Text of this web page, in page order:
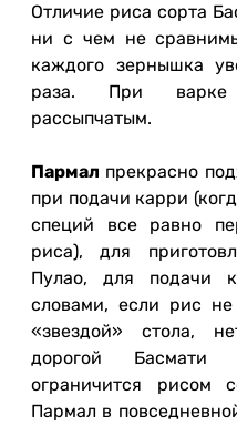
Отличие риса сорта
ни с чем не
каждого зернышка
раза. При варке
рассыпчатым.
Пармал прекрасно
при подачи карри
специй все равно
риса), для
Пулао, для подачи
словами, если рис не
«звездой» стола,
дорогой
ограничится рисом
Пармал в